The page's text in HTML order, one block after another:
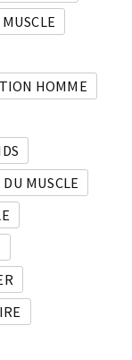
MUSCLE
HOMME
MUSCLE